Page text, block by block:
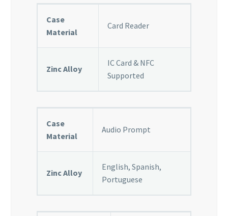
Case
Material
Card Reader
Zinc Alloy
IC Card & NFC
Supported
Case
Material
Audio Prompt
Zinc Alloy
English, Spanish,
Portuguese